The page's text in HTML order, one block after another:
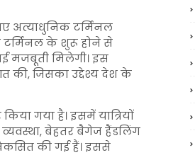
अत्याधुनिक टर्मिनल
के शुरू होने से
मजबूती मिलेगी। इस
जिसका उद्देश्य देश के
गया है। इसमें यात्रियों
बेहतर बैगेज हैंडलिंग
की गई हैं। इससे